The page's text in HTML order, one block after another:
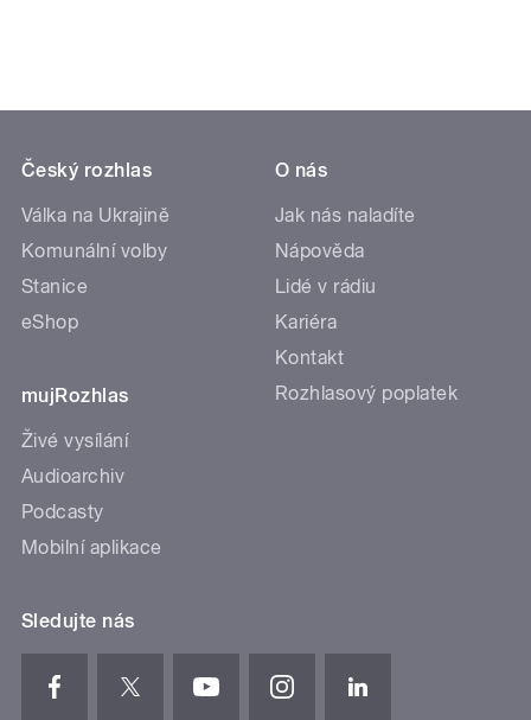
Český rozhlas
Válka na Ukrajině
Komunální volby
Stanice
eShop
mujRozhlas
Živé vysílání
Audioarchiv
Podcasty
Mobilní aplikace
O nás
Jak nás naladíte
Nápověda
Lidé v rádiu
Kariéra
Kontakt
Rozhlasový poplatek
Sledujte nás